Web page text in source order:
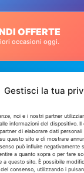
Gestisci la tua
noi e i nostri partner
informazioni del dispositivo. Il
di elaborare dati
questo sito e di mostrare
può influire negativamente
a quanto sopra o per fare
a questo sito. È possibile
consenso, utilizzando i
OFFERTE
occasioni oggi.
per tutti i canali!